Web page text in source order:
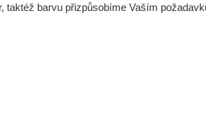
taktéž barvu přizpůsobíme Vaším